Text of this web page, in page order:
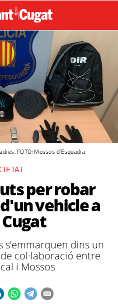
FOTO: Mossos d'Esquadra
per robar
vehicle a
dins un
col·laboració entre
i Mossos